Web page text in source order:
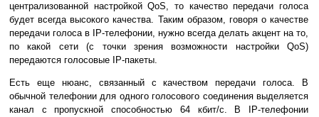
централизованной настройкой QoS, то качество передачи голоса
будет всегда высокого качества. Таким образом, говоря о качестве
передачи голоса в IP-телефонии, нужно всегда делать акцент на то,
по какой сети (с точки зрения возможности настройки QoS)
передаются голосовые IP-пакеты.
Есть еще нюанс, связанный с качеством передачи голоса. В
обычной телефонии для одного голосового соединения выделяется
канал с пропускной способностью 64 кбит/с. В IP-телефонии